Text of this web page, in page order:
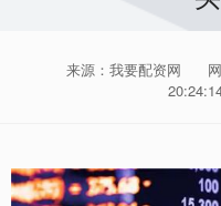
来源：我要配资网